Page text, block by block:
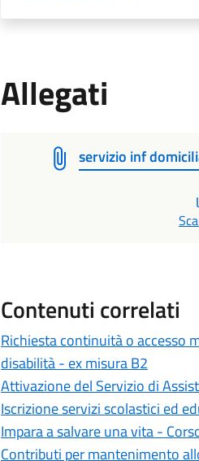
Allegati
servizio inf
Contenuti correlati
Richiesta continuità o accesso
disabilità - ex misura B2
Attivazione del Servizio di
Iscrizione servizi scolastici ed
Impara a salvare una vita -
Contributi per mantenimento